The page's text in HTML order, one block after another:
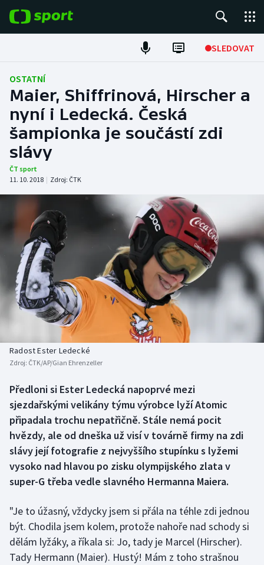
SLEDOVAT
Fotbal
Hokej
Tenis
Atletika
DALŠÍ SPORTY
Americký fotbal
Baseball a softbal
Basketbal
Boby a skeleton
Box
Curling
Dostihy
Florbal
Golf
Gymnastika
NEPŘEHLÉDNĚTE
Soutěže
Historické návraty
Aplikace ČT sport
AZ kvíz
OSTATNÍ
Maier, Shiffrinová, Hirscher a
nyní i Ledecká. Česká
šampionka je součástí zdi
slávy
ČT sport
11. 10. 2018 | Zdroj: ČTK
Radost Ester Ledecké
Zdroj: ČTK/AP/Gian Ehrenzeller
Předloni si Ester Ledecká napoprvé mezi
sjezdařskými velikány týmu výrobce lyží Atomic
připadala trochu nepatřičně. Stále nemá pocit
hvězdy, ale od dneška už visí v továrně firmy na zdi
slávy její fotografie z nejvyššího stupínku s lyžemi
vysoko nad hlavou po zisku olympijského zlata v
super-G třeba vedle slavného Hermanna Maiera.
"Je to úžasný, vždycky jsem si přála na téhle zdi jednou
být. Chodila jsem kolem, protože nahoře nad schody si
dělám lyžáky, a říkala si: Jo, tady je Marcel (Hirscher).
Tady Hermann (Maier). Hustý! Mám z toho strašnou